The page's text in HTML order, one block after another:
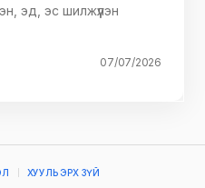
эд, эс шилжүүлэн
07/07/2026
ХУУЛЬ ЭРХ ЗҮЙ